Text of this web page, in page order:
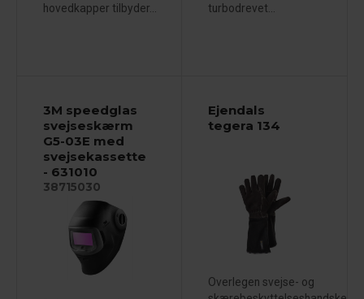
hovedkapper tilbyder...
turbodrevet...
3M speedglas
svejseskærm
G5-03E med
svejsekassette
- 631010
38715030
Ejendals
tegera 134
Overlegen svejse- og